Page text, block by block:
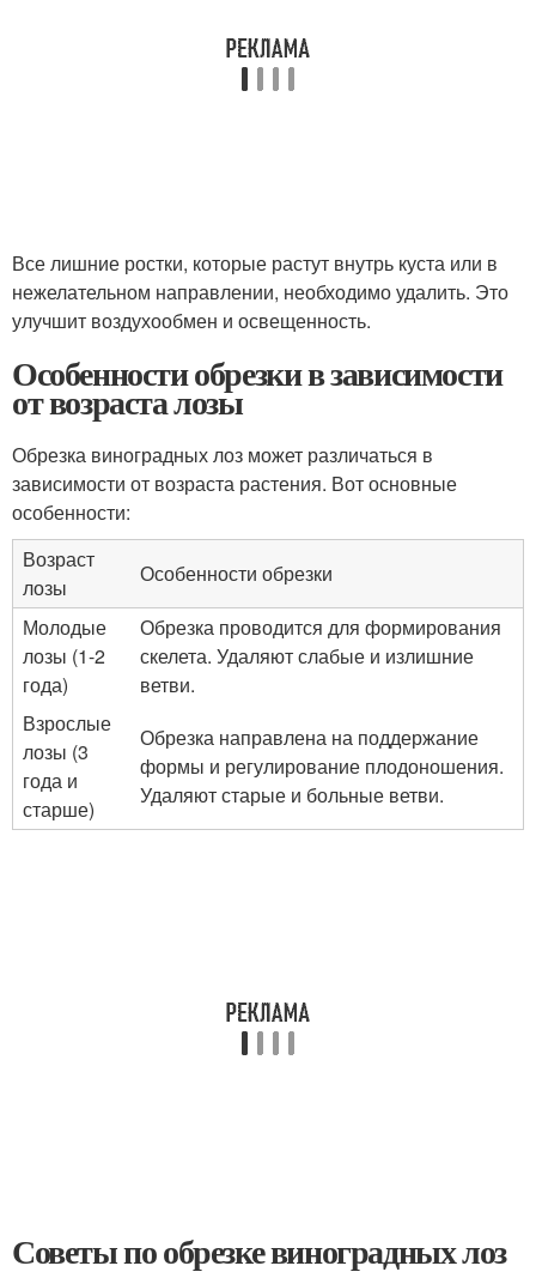
Все лишние ростки, которые растут внутрь куста или в
нежелательном направлении, необходимо удалить. Это
улучшит воздухообмен и освещенность.
Особенности обрезки в зависимости
от возраста лозы
Обрезка виноградных лоз может различаться в
зависимости от возраста растения. Вот основные
особенности:
Возраст
лозы
Особенности обрезки
Молодые
лозы (1-2
года)
Обрезка проводится для формирования
скелета. Удаляют слабые и излишние
ветви.
Взрослые
лозы (3
года и
старше)
Обрезка направлена на поддержание
формы и регулирование плодоношения.
Удаляют старые и больные ветви.
Советы по обрезке виноградных лоз